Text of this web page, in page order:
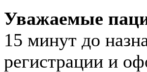
Уважаемые
15 минут до
регистрации и